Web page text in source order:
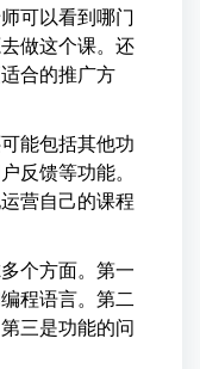
可以看到哪门
做这个课。还
合的推广方
能包括其他功
反馈等功能。
营自己的课程
个方面。第一
程语言。第二
三是功能的问